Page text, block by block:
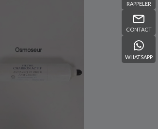
RAPPELER
CONTACT
WHATSAPP